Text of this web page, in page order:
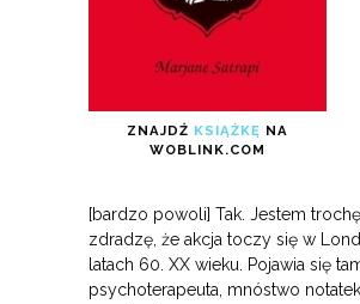
ZNAJDŹ KSIĄŻKĘ NA
WOBLINK.COM
[bardzo powoli] Tak. Jestem
zdradzę, że akcja toczy się w
latach 60. XX wieku. Pojawia się
psychoterapeuta, mnóstwo